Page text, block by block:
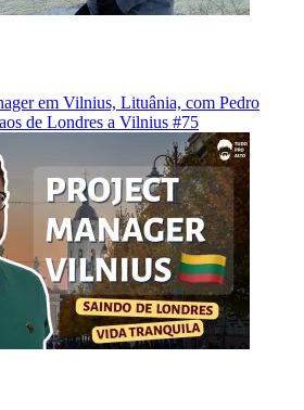
em Vilnius, Lituânia, com Pedro
de Londres a Vilnius #75